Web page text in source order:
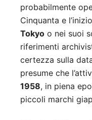
probabilmente
Cinquanta e
Tokyo o nei suoi
riferimenti
certezza sulla
presume che
1958, in piena
piccoli marchi